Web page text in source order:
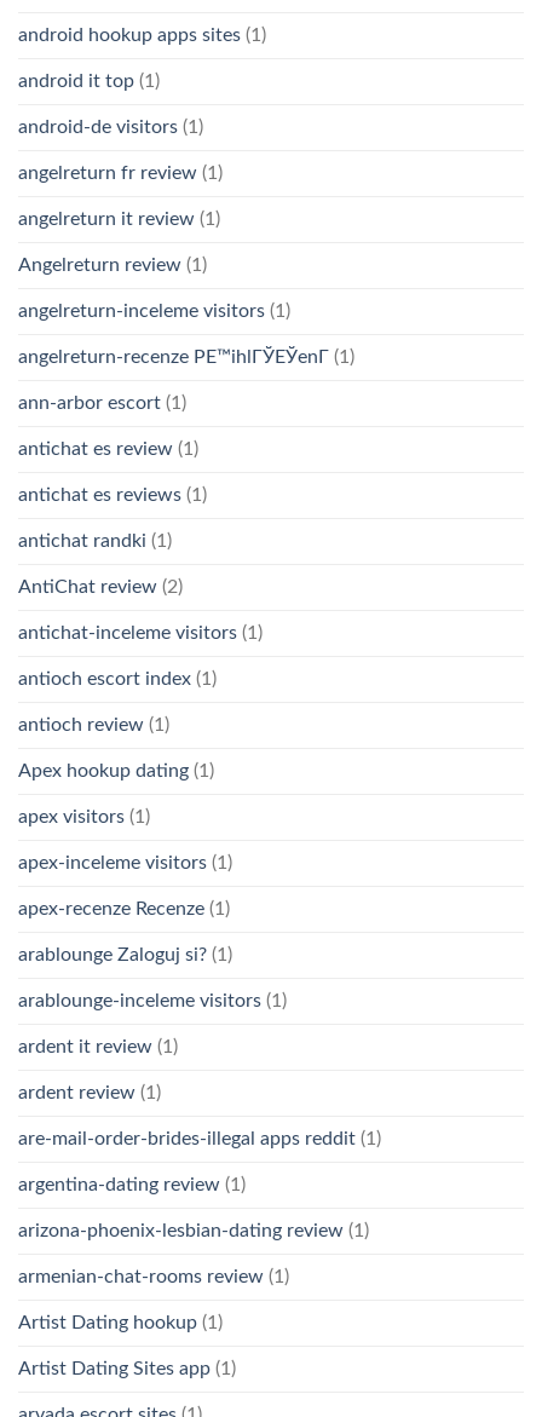
android hookup apps sites (1)
android it top (1)
android-de visitors (1)
angelreturn fr review (1)
angelreturn it review (1)
Angelreturn review (1)
angelreturn-inceleme visitors (1)
angelreturn-recenze PЕ™ihlГЎЕЎenГ­ (1)
ann-arbor escort (1)
antichat es review (1)
antichat es reviews (1)
antichat randki (1)
AntiChat review (2)
antichat-inceleme visitors (1)
antioch escort index (1)
antioch review (1)
Apex hookup dating (1)
apex visitors (1)
apex-inceleme visitors (1)
apex-recenze Recenze (1)
arablounge Zaloguj si? (1)
arablounge-inceleme visitors (1)
ardent it review (1)
ardent review (1)
are-mail-order-brides-illegal apps reddit (1)
argentina-dating review (1)
arizona-phoenix-lesbian-dating review (1)
armenian-chat-rooms review (1)
Artist Dating hookup (1)
Artist Dating Sites app (1)